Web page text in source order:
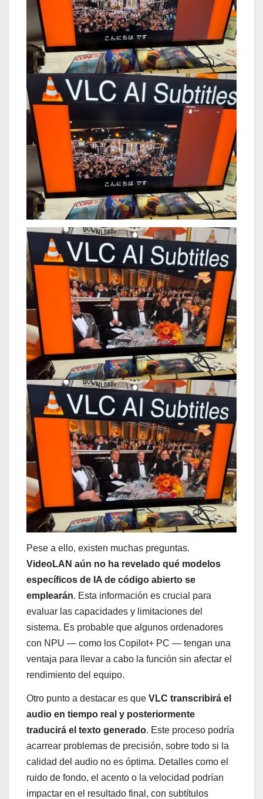
Pese a ello, existen muchas preguntas.
VideoLAN aún no ha revelado qué modelos
específicos de IA de código abierto se
emplearán. Esta información es crucial para
evaluar las capacidades y limitaciones del
sistema. Es probable que algunos ordenadores
con NPU — como los Copilot+ PC — tengan una
ventaja para llevar a cabo la función sin afectar el
rendimiento del equipo.
Otro punto a destacar es que VLC transcribirá el
audio en tiempo real y posteriormente
traducirá el texto generado. Este proceso podría
acarrear problemas de precisión, sobre todo si la
calidad del audio no es óptima. Detalles como el
ruido de fondo, el acento o la velocidad podrían
impactar en el resultado final, con subtítulos